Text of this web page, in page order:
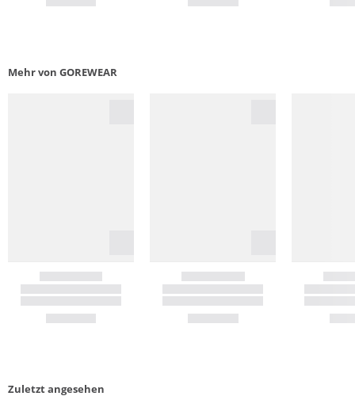
Mehr von GOREWEAR
Zuletzt angesehen